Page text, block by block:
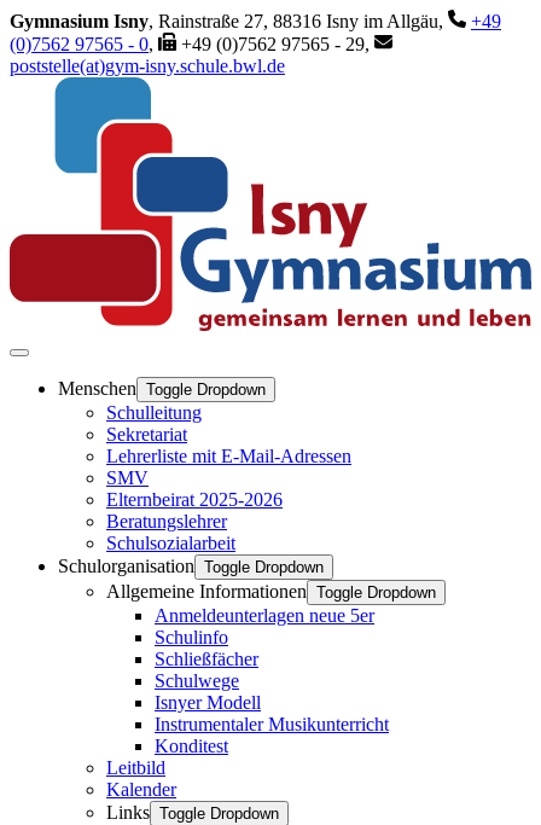
Gymnasium Isny, Rainstraße 27, 88316 Isny im Allgäu,
+49
(0)7562 97565 - 0,
+49 (0)7562 97565 - 29,
poststelle(at)gym-isny.schule.bwl.de
Menschen Toggle Dropdown
Schulleitung
Sekretariat
Lehrerliste mit E-Mail-Adressen
SMV
Elternbeirat 2025-2026
Beratungslehrer
Schulsozialarbeit
Schulorganisation Toggle Dropdown
Allgemeine Informationen Toggle Dropdown
Anmeldeunterlagen neue 5er
Schulinfo
Schließfächer
Schulwege
Isnyer Modell
Instrumentaler Musikunterricht
Konditest
Leitbild
Kalender
Links Toggle Dropdown